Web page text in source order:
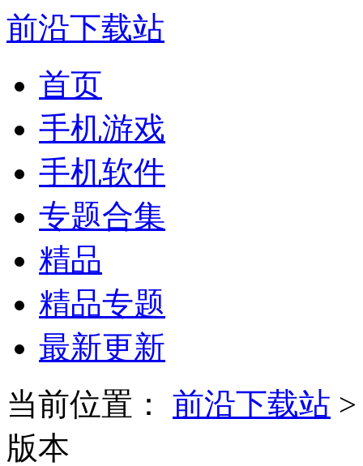
前沿下载站
首页
手机游戏
手机软件
专题合集
精品
精品专题
最新更新
当前位置：
前沿下载站
版本